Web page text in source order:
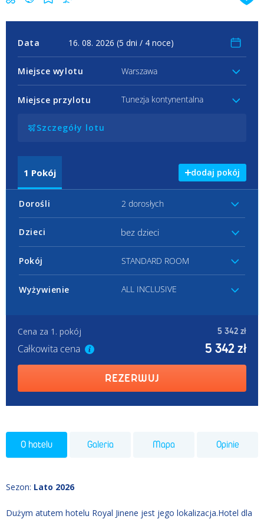
Data
Miejsce wylotu Warszawa
Miejsce przylotu Tunezja kontynentalna
Szczegóły lotu
1 Pokój dodaj pokój
Dorośli 2 dorosłych
Dzieci bez dzieci
Pokój STANDARD ROOM
Wyżywienie ALL INCLUSIVE
Cena za 1. pokój 5 342 zł
Całkowita cena 5 342 zł
REZERWUJ
O hotelu Galeria Mapa Opinie
Sezon: Lato 2026
Dużym atutem hotelu Royal Jinene jest jego lokalizacja.Hotel dla